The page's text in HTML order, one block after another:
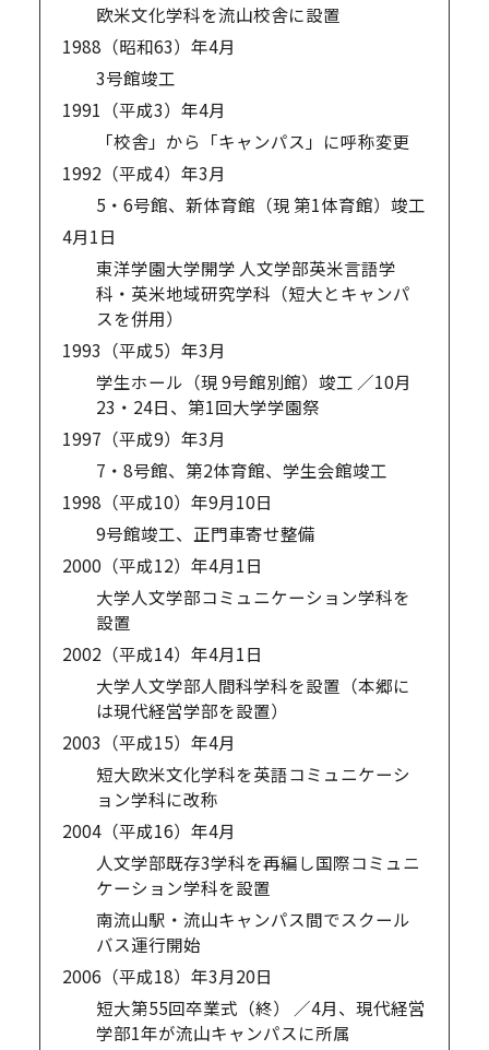
欧米文化学科を流山校舎に設置
1988（昭和63）年4月
3号館竣工
1991（平成3）年4月
「校舎」から「キャンパス」に呼称変更
1992（平成4）年3月
5・6号館、新体育館（現 第1体育館）竣工
4月1日
東洋学園大学開学 人文学部英米言語学
科・英米地域研究学科（短大とキャンパ
スを併用）
1993（平成5）年3月
学生ホール（現 9号館別館）竣工 ／10月
23・24日、第1回大学学園祭
1997（平成9）年3月
7・8号館、第2体育館、学生会館竣工
1998（平成10）年9月10日
9号館竣工、正門車寄せ整備
2000（平成12）年4月1日
大学人文学部コミュニケーション学科を
設置
2002（平成14）年4月1日
大学人文学部人間科学科を設置（本郷に
は現代経営学部を設置）
2003（平成15）年4月
短大欧米文化学科を英語コミュニケーシ
ョン学科に改称
2004（平成16）年4月
人文学部既存3学科を再編し国際コミュニ
ケーション学科を設置
南流山駅・流山キャンパス間でスクール
バス運行開始
2006（平成18）年3月20日
短大第55回卒業式（終） ／4月、現代経営
学部1年が流山キャンパスに所属